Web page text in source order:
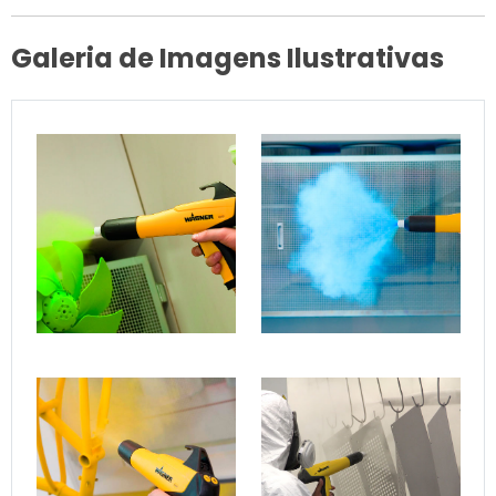
solução completa que une
estética.
Galeria de Imagens Ilustrativas